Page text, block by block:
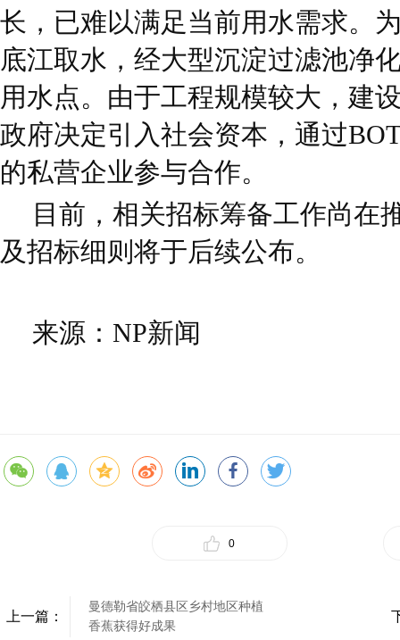
长，已难以满足当前用水需求。
底江取水，经大型沉淀过滤池净
用水点。由于工程规模较大，建
政府决定引入社会资本，通过
的私营企业参与合作。
目前，相关招标筹备工作尚在
及招标细则将于后续公布。
来源：NP新闻
0
上一篇：
曼德勒省皎栖县区乡村地区种植
香蕉获得好成果